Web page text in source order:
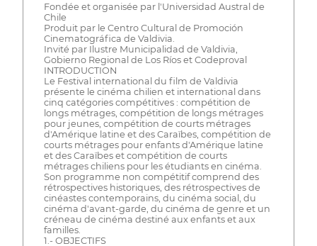
Fondée et organisée par l'Universidad Austral de
Chile
Produit par le Centro Cultural de Promoción
Cinematográfica de Valdivia.
Invité par Ilustre Municipalidad de Valdivia,
Gobierno Regional de Los Ríos et Codeproval
INTRODUCTION
Le Festival international du film de Valdivia
présente le cinéma chilien et international dans
cinq catégories compétitives : compétition de
longs métrages, compétition de longs métrages
pour jeunes, compétition de courts métrages
d'Amérique latine et des Caraïbes, compétition de
courts métrages pour enfants d'Amérique latine
et des Caraïbes et compétition de courts
métrages chiliens pour les étudiants en cinéma.
Son programme non compétitif comprend des
rétrospectives historiques, des rétrospectives de
cinéastes contemporains, du cinéma social, du
cinéma d'avant-garde, du cinéma de genre et un
créneau de cinéma destiné aux enfants et aux
familles.
1.- OBJECTIFS